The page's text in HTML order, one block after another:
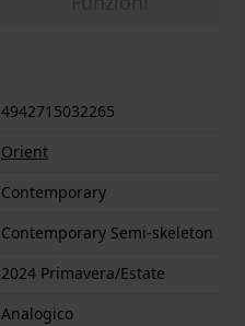
4942715032265
Orient
Contemporary
Contemporary Semi-skeleton
2024 Primavera/Estate
Analogico